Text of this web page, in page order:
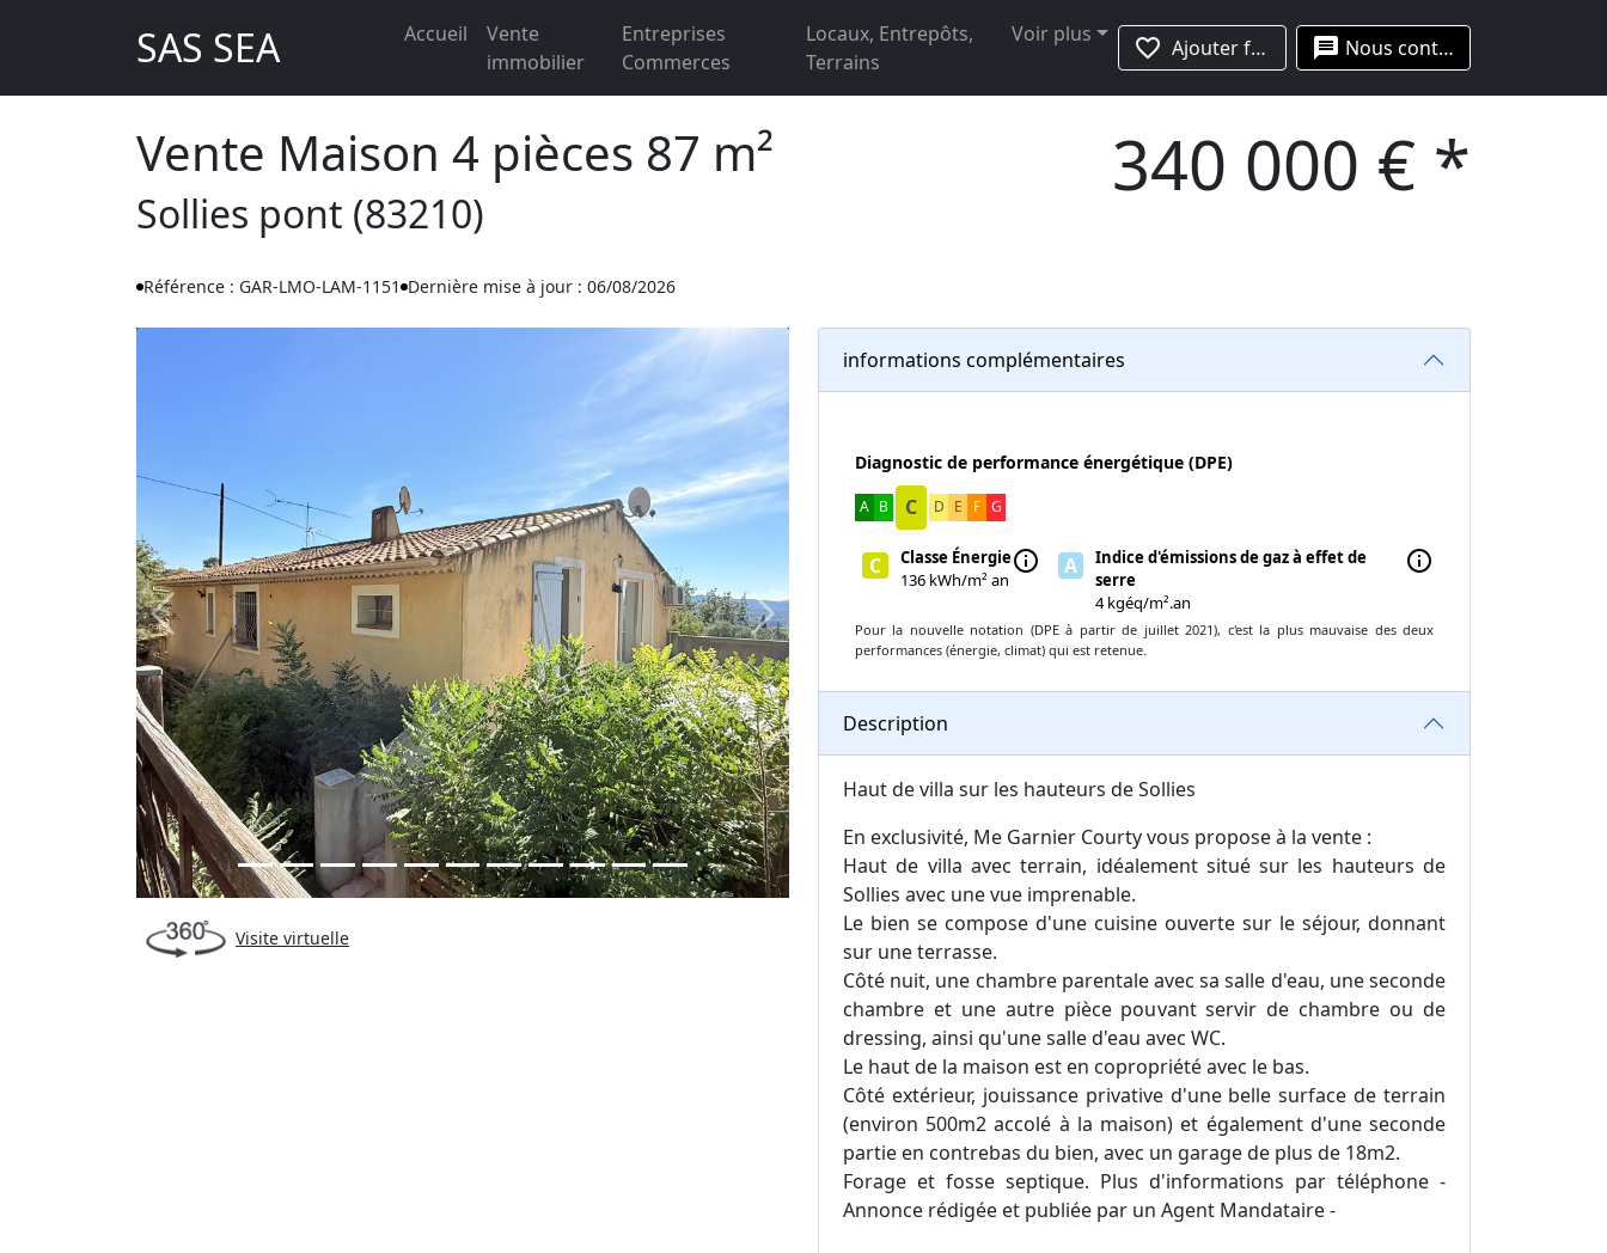
SAS SEA Accueil
Vente
immobilier
Entreprises
Commerces
Locaux, Entrepôts,
Terrains
Voir plus favorite_border Ajouter favoris message Nous contacter
Vente Maison 4 pièces 87 m²
Sollies pont (83210)
340 000 € *
Référence : GAR-LMO-LAM-1151 Dernière mise à jour : 06/08/2026
Previous Next
Visite virtuelle
informations complémentaires
Diagnostic de performance énergétique (DPE)
A B C D E F G
C
Classe Énergie
136 kWh/m² an
info A
Indice d'émissions de gaz à effet de
serre
4 kgéq/m².an
info
Pour la nouvelle notation (DPE à partir de juillet 2021), c'est la plus mauvaise des deux
performances (énergie, climat) qui est retenue.
Description
Haut de villa sur les hauteurs de Sollies
En exclusivité, Me Garnier Courty vous propose à la vente :
Haut de villa avec terrain, idéalement situé sur les hauteurs de
Sollies avec une vue imprenable.
Le bien se compose d'une cuisine ouverte sur le séjour, donnant
sur une terrasse.
Côté nuit, une chambre parentale avec sa salle d'eau, une seconde
chambre et une autre pièce pouvant servir de chambre ou de
dressing, ainsi qu'une salle d'eau avec WC.
Le haut de la maison est en copropriété avec le bas.
Côté extérieur, jouissance privative d'une belle surface de terrain
(environ 500m2 accolé à la maison) et également d'une seconde
partie en contrebas du bien, avec un garage de plus de 18m2.
Forage et fosse septique. Plus d'informations par téléphone -
Annonce rédigée et publiée par un Agent Mandataire -